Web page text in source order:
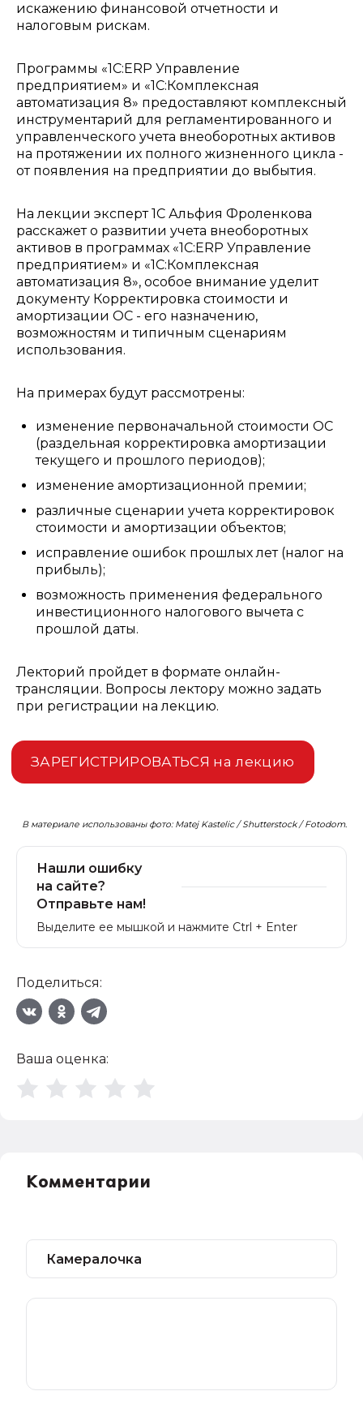
искажению финансовой отчетности и
налоговым рискам.
Программы «1С:ERP Управление
предприятием» и «1С:Комплексная
автоматизация 8» предоставляют комплексный
инструментарий для регламентированного и
управленческого учета внеоборотных активов
на протяжении их полного жизненного цикла -
от появления на предприятии до выбытия.
На лекции эксперт 1С Альфия Фроленкова
расскажет о развитии учета внеоборотных
активов в программах «1С:ERP Управление
предприятием» и «1С:Комплексная
автоматизация 8», особое внимание уделит
документу Корректировка стоимости и
амортизации ОС - его назначению,
возможностям и типичным сценариям
использования.
На примерах будут рассмотрены:
изменение первоначальной стоимости ОС
(раздельная корректировка амортизации
текущего и прошлого периодов);
изменение амортизационной премии;
различные сценарии учета корректировок
стоимости и амортизации объектов;
исправление ошибок прошлых лет (налог на
прибыль);
возможность применения федерального
инвестиционного налогового вычета с
прошлой даты.
Лекторий пройдет в формате онлайн-
трансляции. Вопросы лектору можно задать
при регистрации на лекцию.
ЗАРЕГИСТРИРОВАТЬСЯ на лекцию
В материале использованы фото: Matej Kastelic / Shutterstock / Fotodom.
Нашли ошибку
на сайте?
Отправьте нам!
Выделите ее мышкой и нажмите Ctrl + Enter
Поделиться:
Ваша оценка:
Комментарии